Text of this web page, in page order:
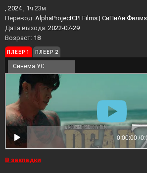
, 2024 , 1ч 23м
Перевод: AlphaProjectCPI Films | СиПиАй Филмз
Дата выхода: 2022-07-29
Возраст: 18
ПЛЕЕР 1 ПЛЕЕР 2
Синема УС
В закладки